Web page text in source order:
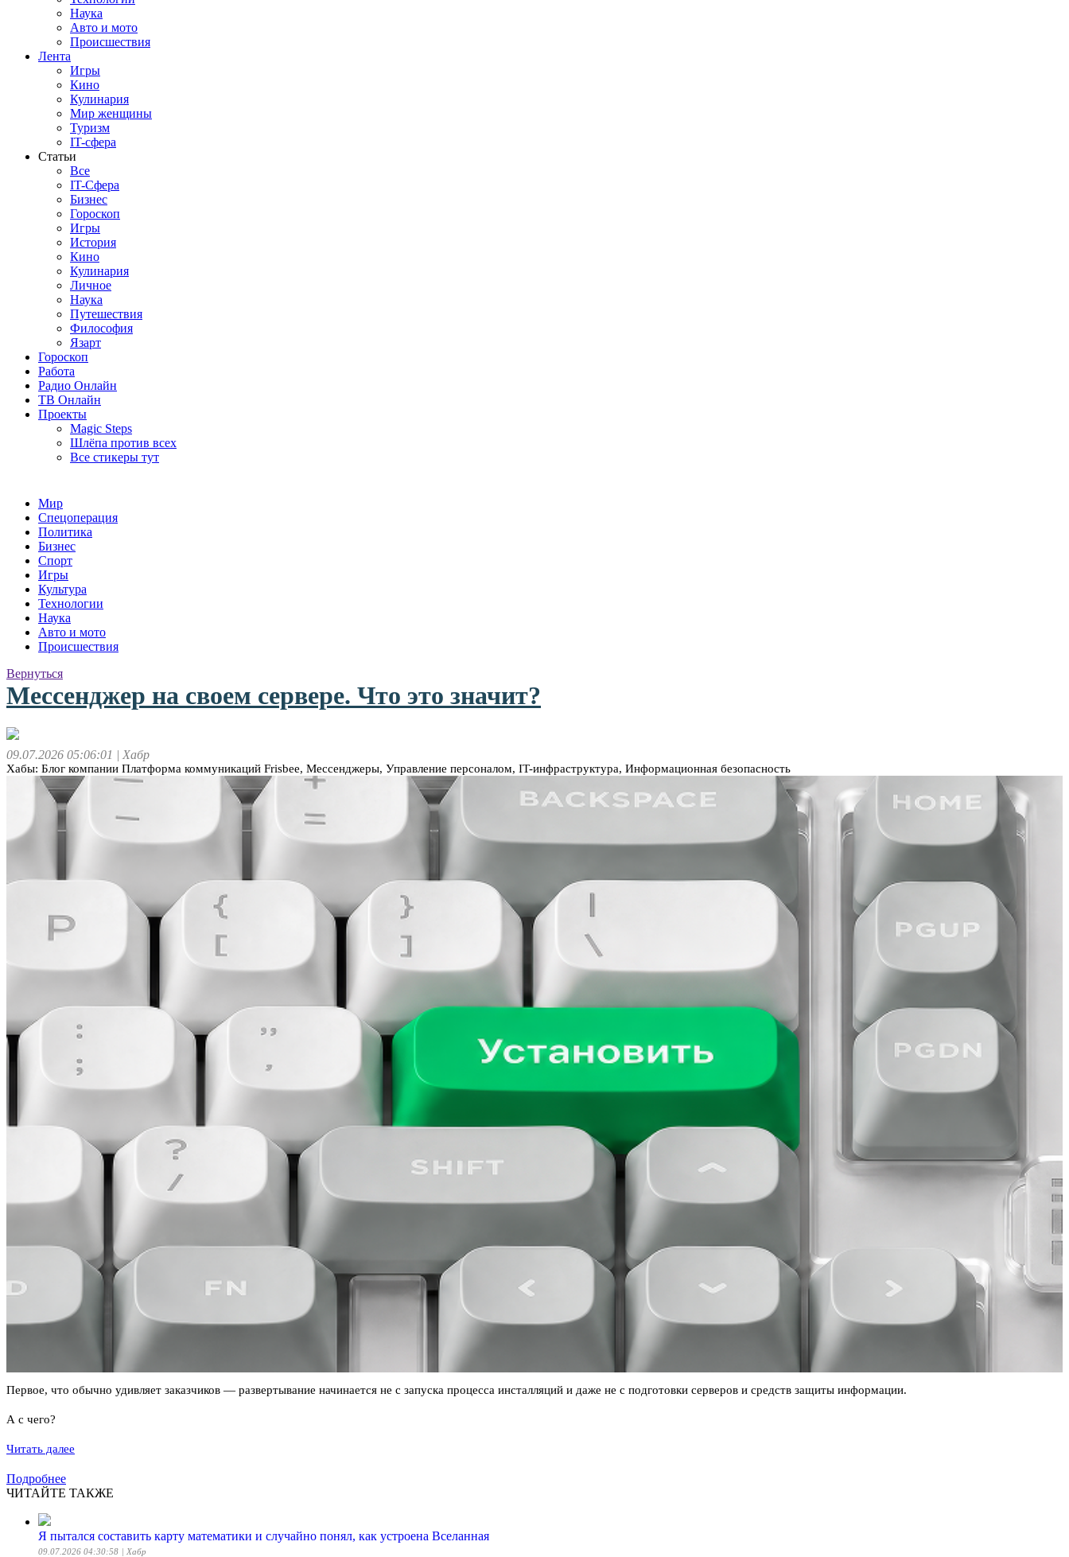
Наука
Авто и мото
Происшествия
Лента
Игры
Кино
Кулинария
Мир женщины
Туризм
IT-сфера
Статьи
Все
IT-Сфера
Бизнес
Гороскоп
Игры
История
Кино
Кулинария
Личное
Наука
Путешествия
Философия
Язарт
Гороскоп
Работа
Радио Онлайн
ТВ Онлайн
Проекты
Magic Steps
Шлёпа против всех
Все стикеры тут
Мир
Спецоперация
Политика
Бизнес
Спорт
Игры
Культура
Технологии
Наука
Авто и мото
Происшествия
Вернуться
Мессенджер на своем сервере. Что это значит?
09.07.2026 05:06:01 | Хабр
Хабы: Блог компании Платформа коммуникаций Frisbee, Мессенджеры, Управление персоналом, IT-инфраструктура, Информационная безопасность
Первое, что обычно удивляет заказчиков — развертывание начинается не с запуска процесса инсталляций и даже не с подготовки серверов и средств защиты информации.
А с чего?
Читать далее
Подробнее
ЧИТАЙТЕ ТАКЖЕ
Я пытался составить карту математики и случайно понял, как устроена Вселанная
09.07.2026 04:30:58 | Хабр